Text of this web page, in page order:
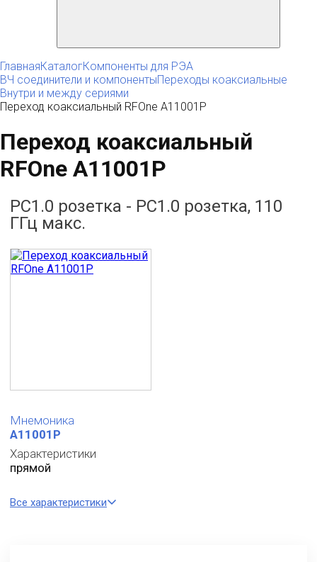
ГлавнаяКаталогКомпоненты для РЭА
ВЧ соединители и компонентыПереходы коаксиальные
Внутри и между сериями
Переход коаксиальный RFOne A11001P
Переход коаксиальный
RFOne A11001P
PC1.0 розетка - PC1.0 розетка, 110
ГГц макс.
Мнемоника
A11001P
Характеристики
прямой
Все характеристики